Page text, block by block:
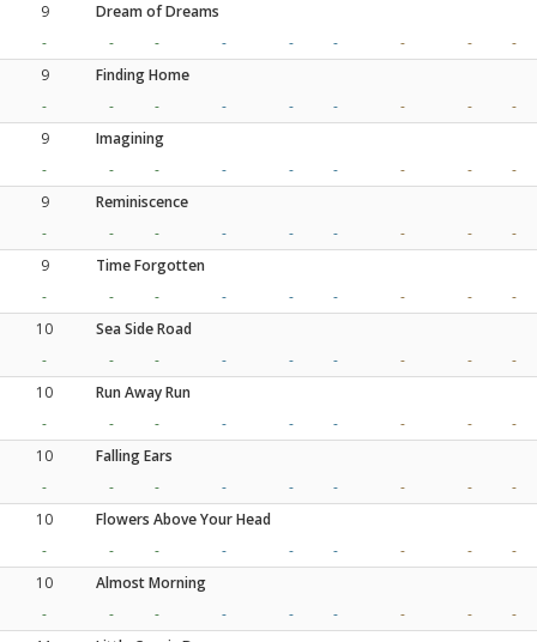
9
Dream of Dreams
-
- - - - - - -
-
9
Finding Home
-
- - - - - - -
-
9
Imagining
-
- - - - - - -
-
9
Reminiscence
-
- - - - - - -
-
9
Time Forgotten
-
- - - - - - -
-
10
Sea Side Road
-
- - - - - - -
-
10
Run Away Run
-
- - - - - - -
-
10
Falling Ears
-
- - - - - - -
-
10
Flowers Above Your Head
-
- - - - - - -
-
10
Almost Morning
-
- - - - - - -
-